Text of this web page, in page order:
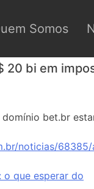
Somos
20 bi em
bet.br
noticias/
o que esperar do